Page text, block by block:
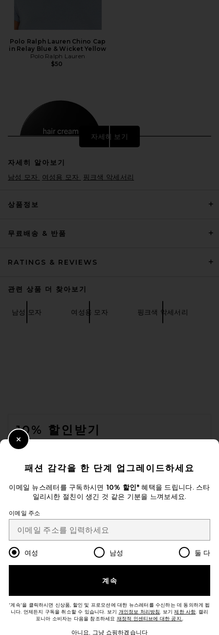
Polo Ralph Lauren Chino Cap
in Relay Blue & Wicket Yellow
Polo Ralph Lauren
$50
Jack Henry Hair Cream
자세히 보기
자세히 알아보기
남성 모자 여성용 모자 핑크색 악세서리
상품정보
무료배송 & 반품
RATINGS & REVIEWS
관련 상품 더 찾아보기
남성 모자 여성용 모자 핑크색 악세서리
10% 할인받기
이메일을 제출하여 뉴스레터를 구독하실 수 있습니다. 언제든지 수신 거
Email Address
Sign Up
Change Country Regions
개선에 도움을 주세요!
고객센터
패션 감각을 한 단계 업그레이드하세요
이메일 뉴스레터를 구독하시면 10% 할인*혜택을 드립니다. 스타
일리시한 절친이 생긴 것 같은 기분을 느껴보세요.
이메일 주소
여성 남성 둘 다
계속
'계속'을 클릭하시면 신상품, 할인 및 프로모션에 대한 뉴스레터를 수신하는 데 동의하게 됩
니다. 언제든지 구독을 취소할 수 있습니다. 보기 개인정보 처리방침. 보기제한 사항. 캘리
포니아 소비자는 다음을 참조하세요 재정적 인센티브에 대한 공지..
아니요, 그냥 쇼핑하겠습니다
Close Modal